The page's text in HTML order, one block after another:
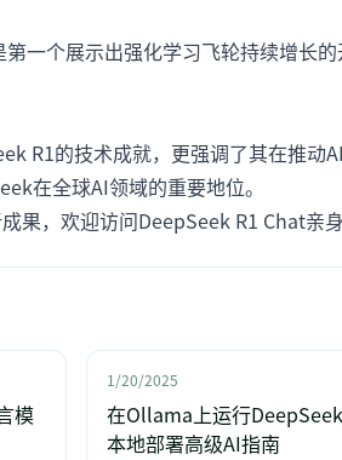
一个展示出强化学习飞轮持续增长
R1的技术成就，更强调了其在推动
在全球AI领域的重要地位。
果，欢迎访问DeepSeek R1 Chat亲
模
1/20/2025
在Ollama上运行DeepSeek
本地部署高级AI指南